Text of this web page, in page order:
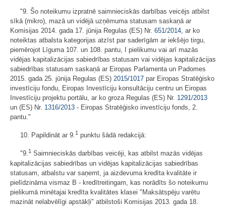
"9. Šo noteikumu izpratnē saimnieciskās darbības veicējs atbilst
sīkā (mikro), mazā un vidējā uzņēmuma statusam saskaņā ar
Komisijas 2014. gada 17. jūnija Regulas (ES) Nr. 651/2014, ar ko
noteiktas atbalsta kategorijas atzīst par saderīgām ar iekšējo tirgu,
piemērojot Līguma 107. un 108. pantu, I pielikumu vai arī mazās
vidējas kapitalizācijas sabiedrības statusam vai vidējas kapitalizācijas
sabiedrības statusam saskaņā ar Eiropas Parlamenta un Padomes
2015. gada 25. jūnija Regulas (ES) 2015/1017 par Eiropas Stratēģisko
investīciju fondu, Eiropas Investīciju konsultāciju centru un Eiropas
Investīciju projektu portālu, ar ko groza Regulas (ES) Nr. 1291/2013
un (ES) Nr. 1316/2013 - Eiropas Stratēģisko investīciju fonds, 2.
pantu."
10. Papildināt ar 9.1 punktu šādā redakcijā:
"9.1 Saimnieciskās darbības veicēji, kas atbilst mazās vidējas
kapitalizācijas sabiedrības un vidējas kapitalizācijas sabiedrības
statusam, atbalstu var saņemt, ja aizdevuma kredīta kvalitāte ir
pielīdzināma vismaz B - kredītreitingam, kas norādīts šo noteikumu
pielikumā minētajai kredīta kvalitātes klasei "Maksātspēju varētu
mazināt nelabvēlīgi apstākļi" atbilstoši Komisijas 2013. gada 18.